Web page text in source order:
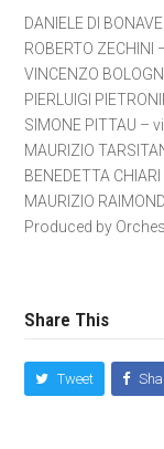
DANIELE DI
ROBERTO ZECHINI
VINCENZO
PIERLUIGI
SIMONE PITTAU –
MAURIZIO
BENEDETTA
MAURIZIO
Produced by
Share This
Tweet